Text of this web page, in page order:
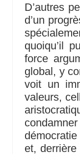
D’autres
d’un
quoiqu’il
force
global, y
voit un
valeurs,
et,